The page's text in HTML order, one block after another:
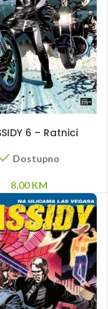
6 – Ratnici
Dostupno
8,00KM